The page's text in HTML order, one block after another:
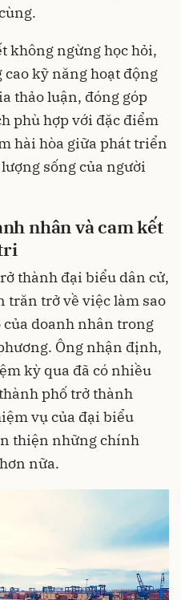
không ngừng học hỏi,
kỹ năng hoạt động
thảo luận, đóng góp
phù hợp với đặc điểm
hài hòa giữa phát triển
sống của người
nhân và cam kết
thành đại biểu dân cử,
trăn trở về việc làm sao
doanh nhân trong
Ông nhận định,
kỳ qua đã có nhiều
phố trở thành
vụ của đại biểu
thiện những chính
nữa.